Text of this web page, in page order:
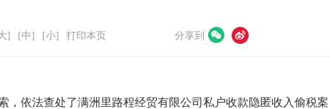
] [中] [小] 打印本页 分享到
依法查处了满洲里路程经贸有限公司私户收款隐匿收入偷税案